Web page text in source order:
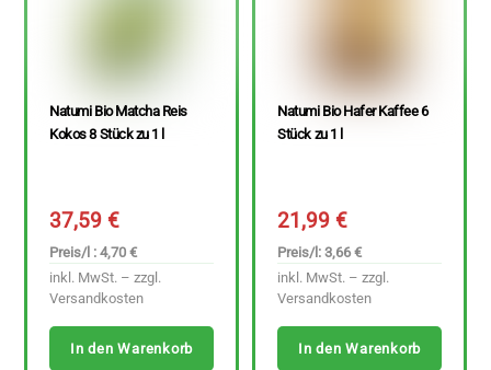
Natumi Bio Matcha Reis
Kokos 8 Stück zu 1 l
37,59€
Preis/l : 4,70 €
inkl. MwSt. – zzgl.
Versandkosten
In den Warenkorb
Natumi Bio Hafer Kaffee 6
Stück zu 1 l
21,99€
Preis/l: 3,66 €
inkl. MwSt. – zzgl.
Versandkosten
In den Warenkorb